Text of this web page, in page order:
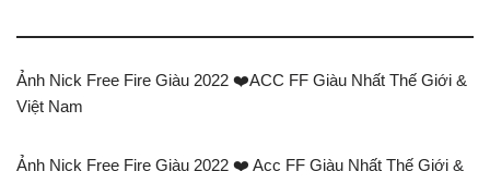
Ảnh Nick Free Fire Giàu 2022 ❤️️ACC FF Giàu Nhất Thế Giới &
Việt Nam
Ảnh Nick Free Fire Giàu 2022 ❤️️ Acc FF Giàu Nhất Thế Giới &